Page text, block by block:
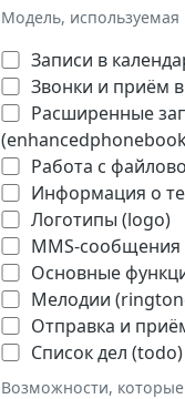
Модель, используемая
Записи в
Звонки и приём
Расширенные
Работа с
Информация о
Логотипы (logo)
MMS-сообщения
Основные
Мелодии
Отправка и
Список дел (todo)
Возможности, которые